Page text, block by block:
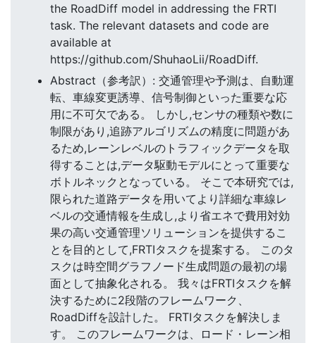
the RoadDiff model in addressing the FRTI
task. The relevant datasets and code are
available at
https://github.com/ShuhaoLii/RoadDiff.
Abstract（参考訳）: 交通管理や予測は、自動運
転、車線変更誘導、信号制御といった重要な応
用に不可欠である。 しかし,センサの種類や数に
制限があり,追跡アルゴリズムの精度に問題があ
るため,レーンレベルのトラフィックデータを取
得することは,データ駆動モデルにとって重要な
ボトルネックとなっている。 そこで本研究では,
限られた道路データを用いてより詳細な車線レ
ベルの交通情報を生成し,より省エネで費用対効
果の高い交通管理ソリューションを提供するこ
とを目的として,FRTIタスクを提案する。 このタ
スクは時空間グラフノード生成問題の最初の場
面として抽象化される。 我々はFRTIタスクを解
決するために2段階のフレームワーク、
RoadDiffを設計した。 FRTIタスクを解決しま
す。 このフレームワークは、ロード・レーン相